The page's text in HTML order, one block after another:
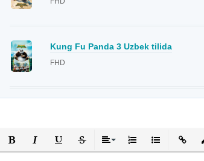
Kung Fu Panda 3 Uzbek tilida
FHD
Полужирный
КурсивПодчеркнутый
ЗачеркнутыйВыравнивание
Нумерованный